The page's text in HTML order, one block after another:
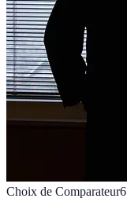
Choix de Comparateur6